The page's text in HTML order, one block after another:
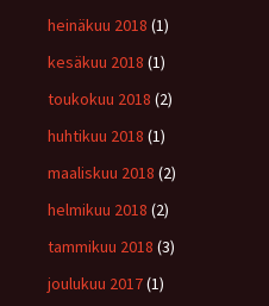
heinäkuu 2018 (1)
kesäkuu 2018 (1)
toukokuu 2018 (2)
huhtikuu 2018 (1)
maaliskuu 2018 (2)
helmikuu 2018 (2)
tammikuu 2018 (3)
joulukuu 2017(1)